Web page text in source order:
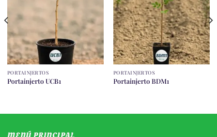
PORTAINJERTOS
Portainjerto UCB1
PORTAINJERTOS
Portainjerto BDM1